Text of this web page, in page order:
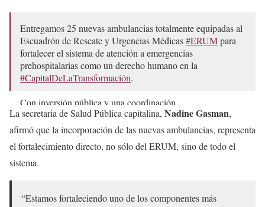
Entregamos 25 nuevas ambulancias totalmente equipadas al
Escuadrón de Rescate y Urgencias Médicas#ERUMpara
fortalecer el sistema de atención a emergencias
prehospitalarias como un derecho humano en la
#CapitalDeLaTransformación.
Con inversión pública y una coordinación…
pic.twitter.com/Wu4to1TU6r
— Clara Brugada Molina (@ClaraBrugadaM)November
21, 2025
La secretaria de Salud Pública capitalina, Nadine Gasman,
afirmó que la incorporación de las nuevas ambulancias, representa
el fortalecimiento directo, no sólo del ERUM, sino de todo el
sistema.
“Estamos fortaleciendo uno de los componentes más